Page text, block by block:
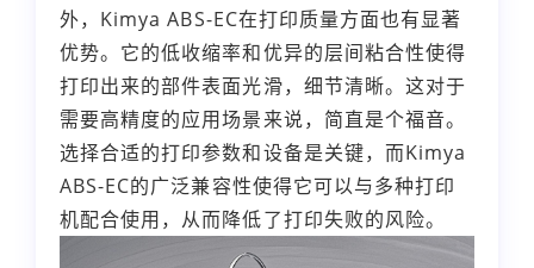
外，Kimya ABS-EC在打印质量方面也有显著
优势。它的低收缩率和优异的层间粘合性使得
打印出来的部件表面光滑，细节清晰。这对于
需要高精度的应用场景来说，简直是个福音。
选择合适的打印参数和设备是关键，而Kimya
ABS-EC的广泛兼容性使得它可以与多种打印
机配合使用，从而降低了打印失败的风险。